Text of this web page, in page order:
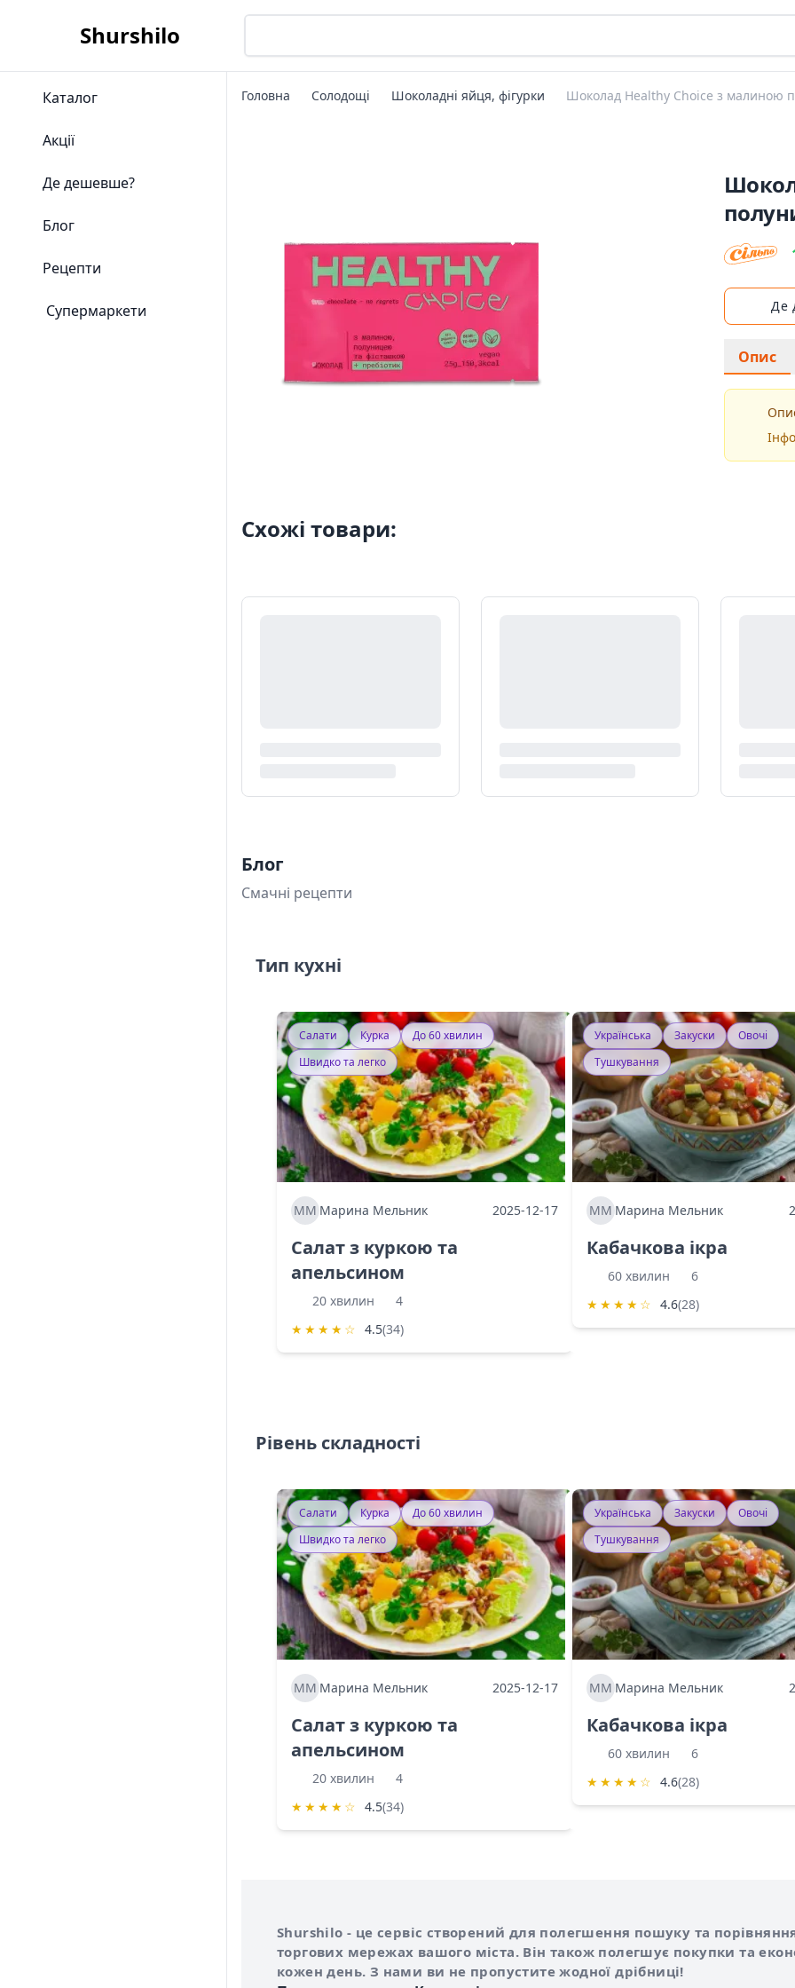
Shurshilo
Каталог
Акції
Де дешевше?
Блог
Рецепти
Супермаркети
Головна Солодощі Шоколадні яйця, фігурки Шоколад Healthy Choice з малиною
Де
Опис
Схожі товари:
Блог
Смачні рецепти
Тип кухні
Салати Курка
До 60 хвилин
Швидко та легко
ММ Марина Мельник 2025-12-17
Салат з куркою та
апельсином
20 хвилин
4
★ ★ ★ ★ ☆ 4.5(34)
Українська Закуски
Овочі
Тушкування
ММ Марина Мельник
Кабачкова ікра
60 хвилин
6
★ ★ ★ ★ ☆ 4.6(28)
Рівень складності
Салати Курка
До 60 хвилин
Швидко та легко
ММ Марина Мельник 2025-12-17
Салат з куркою та
апельсином
20 хвилин
4
★ ★ ★ ★ ☆ 4.5(34)
Українська Закуски
Овочі
Тушкування
ММ Марина Мельник
Кабачкова ікра
60 хвилин
6
★ ★ ★ ★ ☆ 4.6(28)
Про сервіс Shurshilo
Shurshilo - це сервіс створений для полегшення пошуку та
торгових мережах вашого міста. Він також полегшує покупки та
кожен день. З нами ви не пропустите жодної дрібниці!